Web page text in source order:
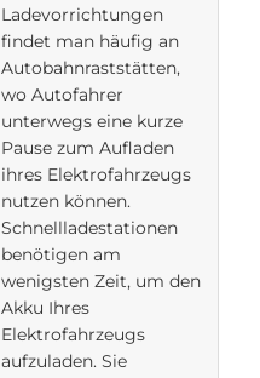
Ladevorrichtungen
findet man häufig an
Autobahnraststätten,
wo Autofahrer
unterwegs eine kurze
Pause zum Aufladen
ihres Elektrofahrzeugs
nutzen können.
Schnellladestationen
benötigen am
wenigsten Zeit, um den
Akku Ihres
Elektrofahrzeugs
aufzuladen. Sie